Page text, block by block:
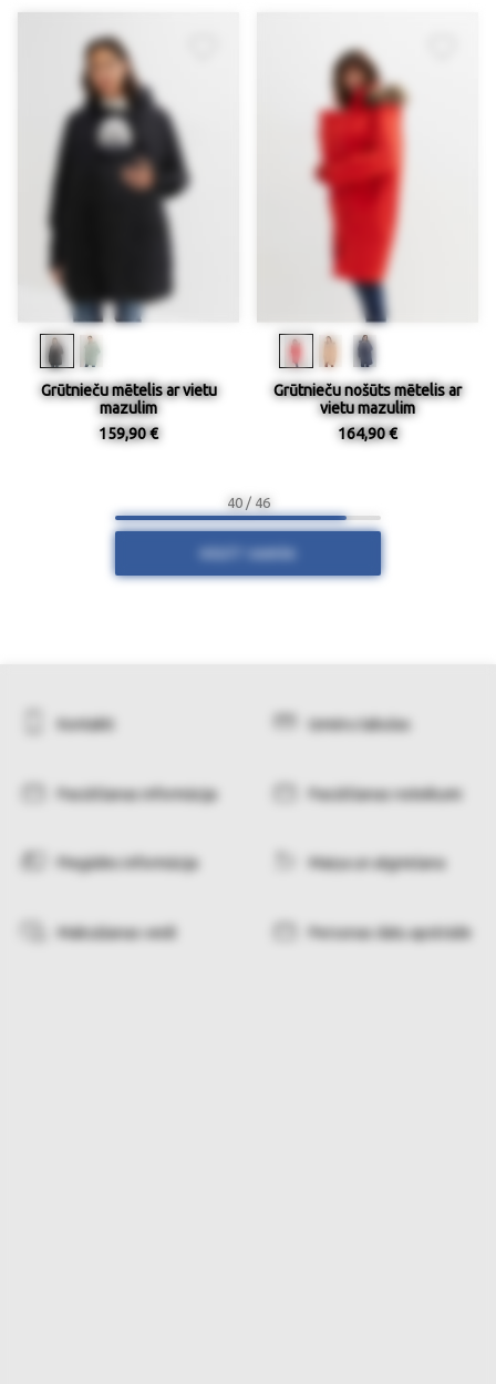
Grūtnieču mētelis ar vietu
mazulim
159,90 €
Grūtnieču nošūts mētelis ar
vietu mazulim
164,90 €
40 / 46
Kontakti Izmēru tabulas
Pasūtīšanas informācija Pasūtīšanas noteikumi
Piegādes informācija Maiņa un atgriešana
Maksāšanas veidi Personas datu apstrāde